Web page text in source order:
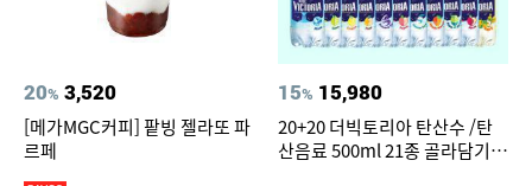
20% 3,520
[메가MGC커피] 팥빙 젤라또 파
르페
15% 15,980
20+20 더빅토리아 탄산수 /탄
산음료 500ml 21종 골라담기